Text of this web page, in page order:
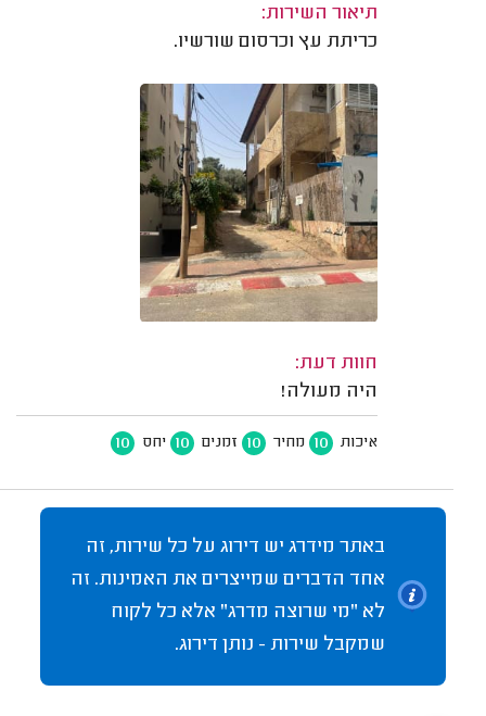
תיאור השירות:
כריתת עץ וכרסום שורשיו.
חוות דעת:
היה מעולה!
איכות 10 מחיר 10 זמנים 10 יחס 10
באתר מידרג יש דירוג על כל שירות, זה
אחד הדברים שמייצרים את האמינות. זה
לא "מי שרוצה מדרג" אלא כל לקוח
שמקבל שירות - נותן דירוג.